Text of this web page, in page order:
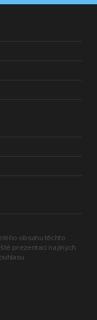
obsahu těchto
prezentaci na jiných